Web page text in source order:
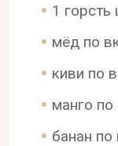
1 горсть
мёд по
киви по
манго по
банан по